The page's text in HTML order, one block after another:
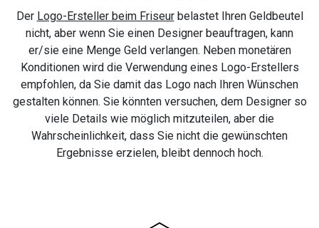
Der Logo-Ersteller beim Friseurbelastet Ihren Geldbeutel
nicht, aber wenn Sie einen Designer beauftragen, kann
er/sie eine Menge Geld verlangen. Neben monetären
Konditionen wird die Verwendung eines Logo-Erstellers
empfohlen, da Sie damit das Logo nach Ihren Wünschen
gestalten können. Sie könnten versuchen, dem Designer so
viele Details wie möglich mitzuteilen, aber die
Wahrscheinlichkeit, dass Sie nicht die gewünschten
Ergebnisse erzielen, bleibt dennoch hoch.